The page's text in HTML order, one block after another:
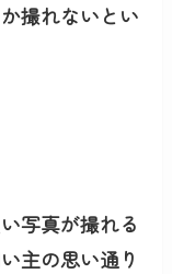
撮れないとい
写真が撮れる
主の思い通り